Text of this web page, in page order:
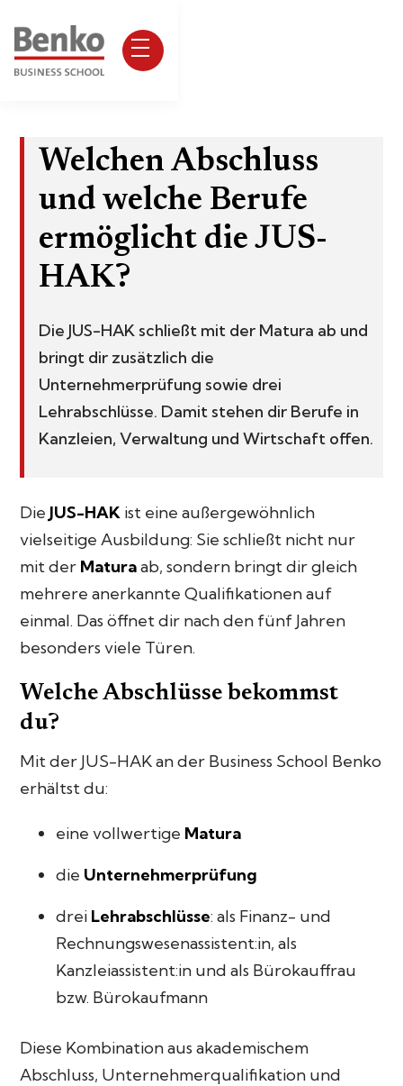
Welchen Abschluss
und welche Berufe
ermöglicht die JUS-
HAK?
Die JUS-HAK schließt mit der Matura ab und
bringt dir zusätzlich die
Unternehmerprüfung sowie drei
Lehrabschlüsse. Damit stehen dir Berufe in
Kanzleien, Verwaltung und Wirtschaft offen.
DieJUS-HAK ist eine außergewöhnlich
vielseitige Ausbildung: Sie schließt nicht nur
mit der Maturaab, sondern bringt dir gleich
mehrere anerkannte Qualifikationen auf
einmal. Das öffnet dir nach den fünf Jahren
besonders viele Türen.
Welche Abschlüsse bekommst
du?
Mit der JUS-HAK an der Business School Benko
erhältst du:
eine vollwertige Matura
die Unternehmerprüfung
drei Lehrabschlüsse: als Finanz- und
Rechnungswesenassistent:in, als
Kanzleiassistent:in und als Bürokauffrau
bzw. Bürokaufmann
Diese Kombination aus akademischem
Abschluss, Unternehmerqualifikation und